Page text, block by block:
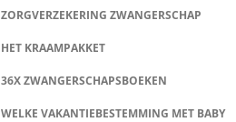
ZORGVERZEKERING ZWANGERSCHAP
HET KRAAMPAKKET
36X ZWANGERSCHAPSBOEKEN
WELKE VAKANTIEBESTEMMING MET BABY